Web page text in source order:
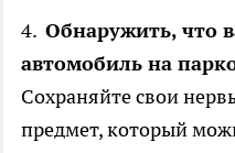
4. Обнаружить, что
автомобиль на
Сохраняйте свои
предмет, который